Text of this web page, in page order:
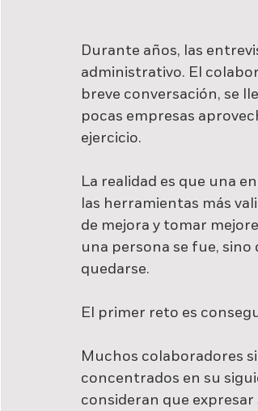
Durante años, las
administrativo. El
breve conversación, se
pocas empresas
ejercicio.
La realidad es que una
las herramientas más
de mejora y tomar
una persona se fue,
quedarse.
El primer reto es
Muchos colaboradores
concentrados en su
consideran que